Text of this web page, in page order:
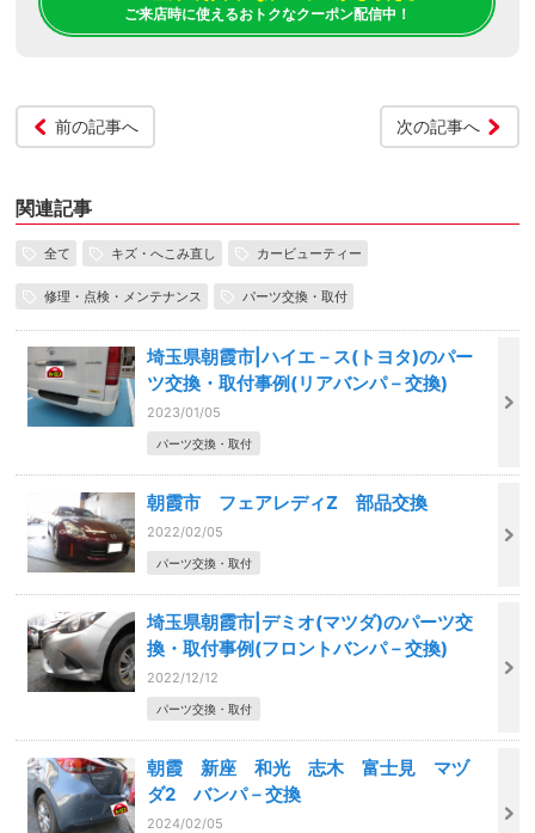
ご来店時に使えるおトクなクーポン配信中！
前の記事へ 次の記事へ
関連記事
全て キズ・へこみ直し カービューティー
修理・点検・メンテナンス パーツ交換・取付
埼玉県朝霞市|ハイエ－ス(トヨタ)のパー
ツ交換・取付事例(リアバンパ－交換)
2023/01/05
パーツ交換・取付
朝霞市 フェアレディZ 部品交換
2022/02/05
パーツ交換・取付
埼玉県朝霞市|デミオ(マツダ)のパーツ交
換・取付事例(フロントバンパ－交換)
2022/12/12
パーツ交換・取付
朝霞 新座 和光 志木 富士見 マヅ
ダ2 バンパ－交換
2024/02/05